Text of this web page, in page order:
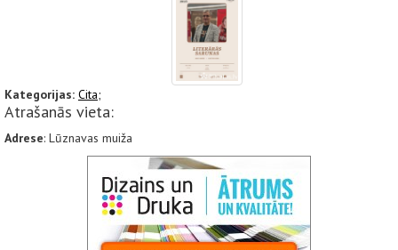
Kategorijas: Cita;
Atrašanās vieta:
Adrese: Lūznavas muiža